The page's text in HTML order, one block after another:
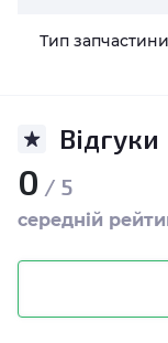
Тип запчастини
Відгуки
0 / 5
середній